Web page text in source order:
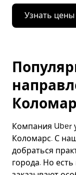
Нажмите
стрелку
вниз,
календарю
и
выбрать
дату.
Чтобы
закрыть
нажмите
Esc.
Узнать цены
Компания Uber
Коломарс. С
добраться
города. Но есть